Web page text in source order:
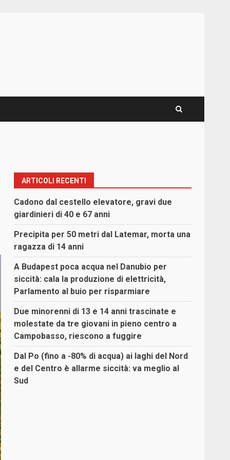
ARTICOLI RECENTI
Cadono dal cestello elevatore, gravi due
giardinieri di 40 e 67 anni
Precipita per 50 metri dal Latemar, morta una
ragazza di 14 anni
A Budapest poca acqua nel Danubio per
siccità: cala la produzione di elettricità,
Parlamento al buio per risparmiare
Due minorenni di 13 e 14 anni trascinate e
molestate da tre giovani in pieno centro a
Campobasso, riescono a fuggire
Dal Po (fino a -80% di acqua) ai laghi del Nord
e del Centro è allarme siccità: va meglio al
Sud